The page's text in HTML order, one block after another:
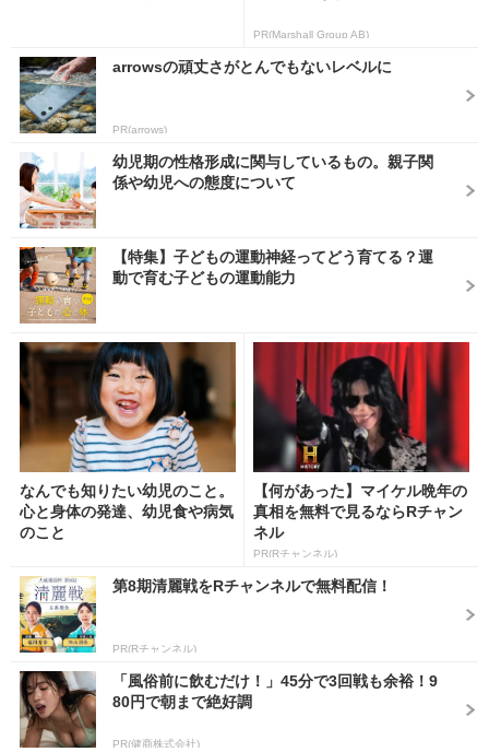
PR(Marshall Group AB)
arrowsの頑丈さがとんでもないレベルに
PR(arrows)
幼児期の性格形成に関与しているもの。親子関
係や幼児への態度について
【特集】子どもの運動神経ってどう育てる？運
動で育む子どもの運動能力
なんでも知りたい幼児のこと。
心と身体の発達、幼児食や病気
のこと
【何があった】マイケル晩年の
真相を無料で見るならRチャン
ネル
PR(Rチャンネル)
第8期清麗戦をRチャンネルで無料配信！
PR(Rチャンネル)
「風俗前に飲むだけ！」45分で3回戦も余裕！9
80円で朝まで絶好調
PR(健商株式会社)